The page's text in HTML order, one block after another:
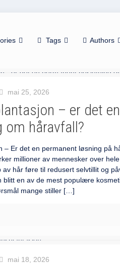
Tags Authors
mai 25, 2026
– er det
om håravfall?
– Er det en permanent løsning på
millioner av mennesker over
av hår føre til redusert selvtillit og
blitt en av de mest populære
mange stiller […]
mai 18, 2026